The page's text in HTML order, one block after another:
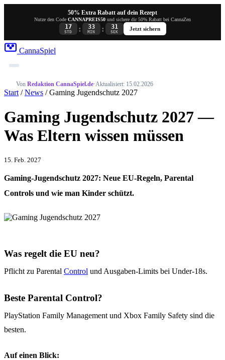
50% Extra Rabatt auf dein Rezept
Nutze den Code CANNAPREIS50 und sichere dir 50% Rabatt bei CannaZen
17
STD : 33
MIN : 31
SEK
Jetzt sichern
CannaSpiel
Von Redaktion CannaSpiel.de·Aktualisiert: 15.02.2026
Start /News / Gaming Jugendschutz 2027
Gaming Jugendschutz 2027 —
Was Eltern wissen müssen
15. Feb. 2027
Gaming-Jugendschutz 2027: Neue EU-Regeln, Parental
Controls und wie man Kinder schützt.
Was regelt die EU neu?
Pflicht zu Parental Control und Ausgaben-Limits bei Under-18s.
Beste Parental Control?
PlayStation Family Management und Xbox Family Safety sind die
besten.
Auf einen Blick: